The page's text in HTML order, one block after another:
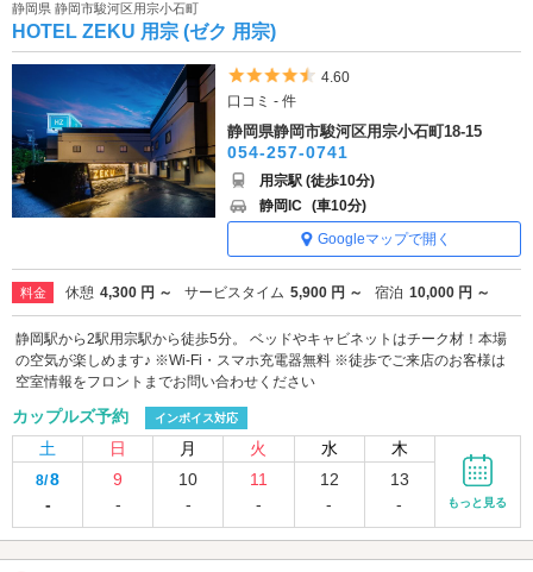
静岡県 静岡市駿河区用宗小石町
HOTEL ZEKU 用宗 (ゼク 用宗)
5つ星のうち4.5
4.60
口コミ - 件
静岡県静岡市駿河区用宗小石町18-15
054-257-0741
用宗駅 (徒歩10分)
静岡IC (車10分)
Googleマップで開く
料金 休憩 4,300 円 ～ サービスタイム 5,900 円 ～ 宿泊 10,000 円 ～
静岡駅から2駅用宗駅から徒歩5分。 ベッドやキャビネットはチーク材！本場
の空気が楽しめます♪ ※Wi-Fi・スマホ充電器無料 ※徒歩でご来店のお客様は
空室情報をフロントまでお問い合わせください
カップルズ予約 インボイス対応
土 日 月 火 水 木
8/8
-
9
-
10
-
11
-
12
-
13
-
もっと見る